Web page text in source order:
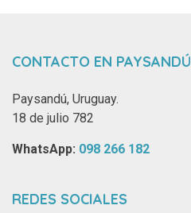
CONTACTO EN PAYSANDÚ
Paysandú, Uruguay.
18 de julio 782
WhatsApp: ‪ 098 266 182‬
REDES SOCIALES